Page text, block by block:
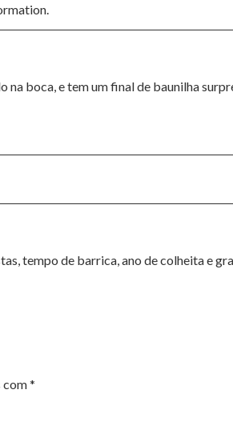
boca, e tem um final de baunilha
tempo de barrica, ano de colheita e
com*